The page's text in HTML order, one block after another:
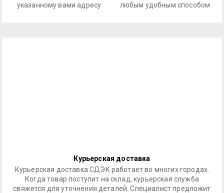
указанному вами адресу
любым удобным способом
Курьерская доставка
Курьерская доставка СДЭК работает во многих городах.
Когда товар поступит на склад, курьерская служба
свяжется для уточнения деталей. Специалист предложит